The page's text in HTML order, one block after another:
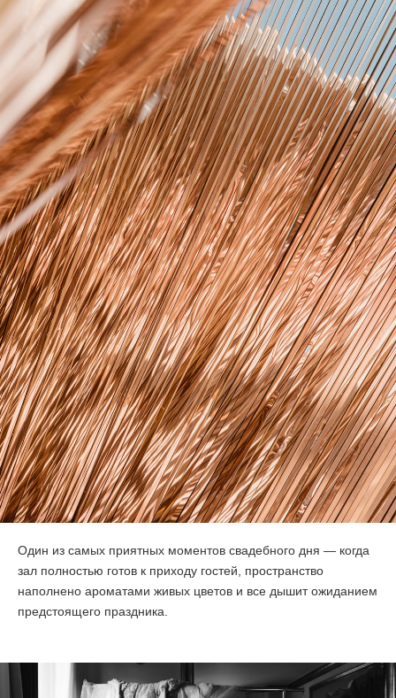
Один из самых приятных моментов свадебного дня — когда
зал полностью готов к приходу гостей, пространство
наполнено ароматами живых цветов и все дышит ожиданием
предстоящего праздника.